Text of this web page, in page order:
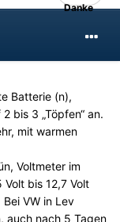
Batterie (n),
bis 3 „Töpfen“ an.
mit warmen
Voltmeter im
bis 12,7 Volt
VW in Lev
auch nach 5 Tagen